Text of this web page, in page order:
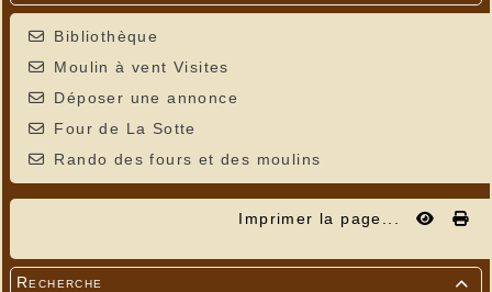
Bibliothèque
Moulin à vent Visites
Déposer une annonce
Four de La Sotte
Rando des fours et des moulins
Imprimer la page...

Recherche